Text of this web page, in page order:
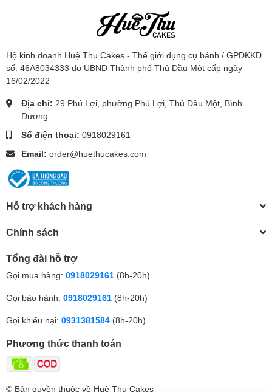
Hộ kinh doanh Huệ Thu Cakes - Thế giới dụng cụ bánh / GPĐKKD
số: 46A8034333 do UBND Thành phố Thủ Dầu Một cấp ngày
16/02/2022
Địa chỉ: 29 Phú Lợi, phường Phú Lợi, Thủ Dầu Một, Bình
Dương
Số điện thoại: 0918029161
Email: order@huethucakes.com
Hỗ trợ khách hàng
Chính sách
Tổng đài hỗ trợ
Gọi mua hàng: 0918029161 (8h-20h)
Gọi bảo hành: 0918029161 (8h-20h)
Gọi khiếu nại: 0931381584 (8h-20h)
Phương thức thanh toán
© Bản quyền thuộc về Huệ Thu Cakes